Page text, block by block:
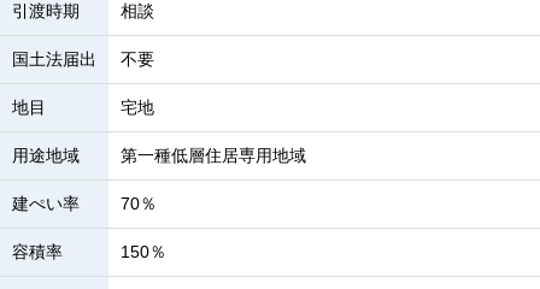
引渡時期 相談
国土法届出 不要
地目 宅地
用途地域 第一種低層住居専用地域
建ぺい率 70％
容積率 150％